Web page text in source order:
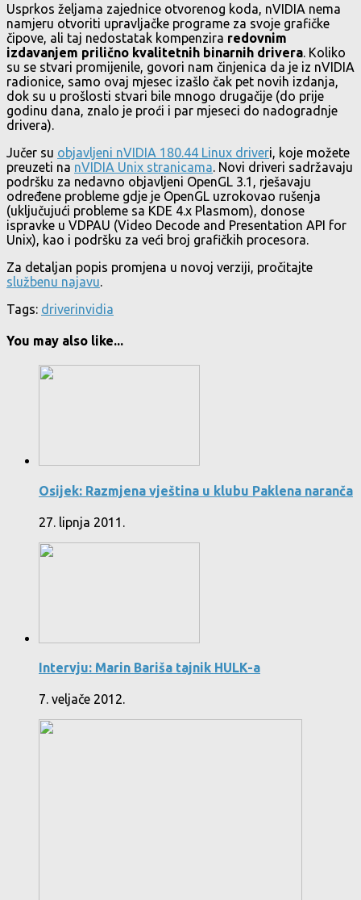
Usprkos željama zajednice otvorenog koda, nVIDIA nema
namjeru otvoriti upravljačke programe za svoje grafičke
čipove, ali taj nedostatak kompenzira redovnim
izdavanjem prilično kvalitetnih binarnih drivera. Koliko
su se stvari promijenile, govori nam činjenica da je iz nVIDIA
radionice, samo ovaj mjesec izašlo čak pet novih izdanja,
dok su u prošlosti stvari bile mnogo drugačije (do prije
godinu dana, znalo je proći i par mjeseci do nadogradnje
drivera).
Jučer su objavljeni nVIDIA 180.44 Linux driveri, koje možete
preuzeti na nVIDIA Unix stranicama. Novi driveri sadržavaju
podršku za nedavno objavljeni OpenGL 3.1, rješavaju
određene probleme gdje je OpenGL uzrokovao rušenja
(uključujući probleme sa KDE 4.x Plasmom), donose
ispravke u VDPAU (Video Decode and Presentation API for
Unix), kao i podršku za veći broj grafičkih procesora.
Za detaljan popis promjena u novoj verziji, pročitajte
službenu najavu.
Tags: driverinvidia
You may also like...
Osijek: Razmjena vještina u klubu Paklena naranča
27. lipnja 2011.
Intervju: Marin Bariša tajnik HULK-a
7. veljače 2012.